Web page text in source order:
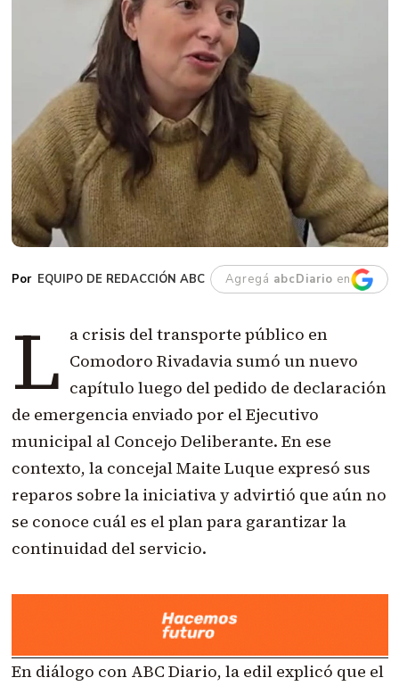
EQUIPO DE REDACCIÓN ABC Agregá abcDiario en
L a crisis del transporte público en
Comodoro Rivadavia sumó un nuevo
capítulo luego del pedido de declaración
de emergencia enviado por el Ejecutivo
municipal al Concejo Deliberante. En ese
contexto, la concejal Maite Luque expresó sus
reparos sobre la iniciativa y advirtió que aún no
se conoce cuál es el plan para garantizar la
continuidad del servicio.
En diálogo con ABC Diario, la edil explicó que el